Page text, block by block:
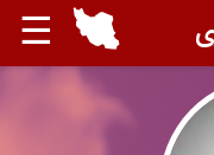
☰